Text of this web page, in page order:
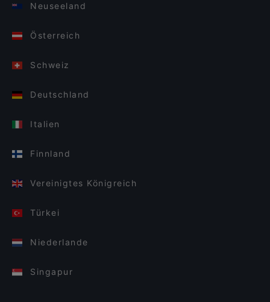
Neuseeland
Österreich
Schweiz
Deutschland
Italien
Finnland
Vereinigtes Königreich
Türkei
Niederlande
Singapur